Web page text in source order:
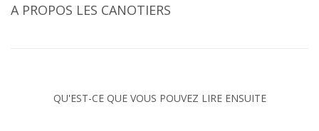
A PROPOS LES CANOTIERS
QU'EST-CE QUE VOUS POUVEZ LIRE ENSUITE